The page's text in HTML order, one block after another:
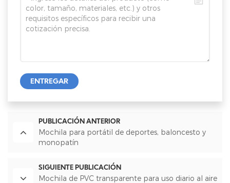
ENTREGAR
PUBLICACIÓN ANTERIOR
Mochila para portátil de deportes, baloncesto y
monopatín
SIGUIENTE PUBLICACIÓN
Mochila de PVC transparente para uso diario al aire